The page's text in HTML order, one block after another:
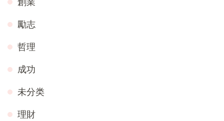
勵志
哲理
成功
未分类
理財